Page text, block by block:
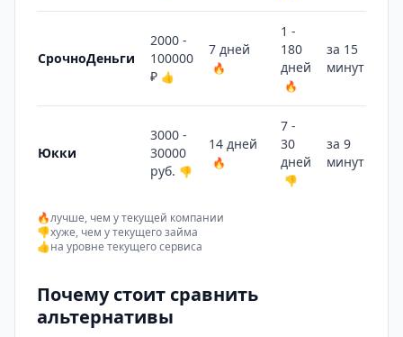
СрочноДеньги
2000 -
100000
₽ 👍
7 дней
🔥
1 -
180
дней
🔥
за 15
минут
Юкки
3000 -
30000
руб. 👎
14 дней
🔥
7 -
30
дней
👎
за 9
минут
🔥лучше, чем у текущей компании
👎хуже, чем у текущего займа
👍на уровне текущего сервиса
Почему стоит сравнить
альтернативы